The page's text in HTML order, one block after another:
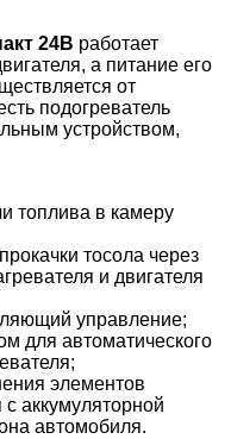
24В работает
а питание его
от
подогреватель
устройством,
топлива в камеру
тосола через
и двигателя
управление;
для автоматического
элементов
аккумуляторной
автомобиля.